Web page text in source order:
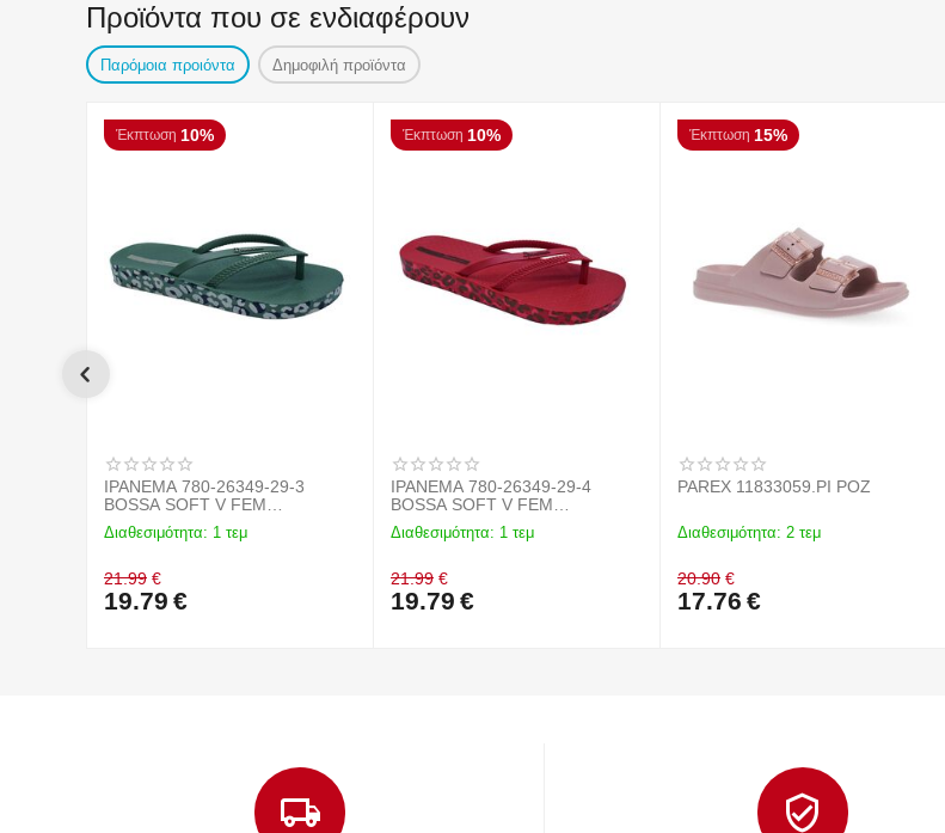
Προϊόντα που σε ενδιαφέρουν
Παρόμοια προιόντα Δημοφιλή προϊόντα
Έκπτωση 10%
IPANEMA 780-26349-29-3
BOSSA SOFT V FEM
GREEN/GOLD BL508
Διαθεσιμότητα: 1 τεμ
21.99 €
19.79 €
Έκπτωση 10%
IPANEMA 780-26349-29-4
BOSSA SOFT V FEM
RED/BRONZE
Διαθεσιμότητα: 1 τεμ
21.99 €
19.79 €
Έκπτωση 15%
PAREX 11833059.PI ΡΟΖ
Διαθεσιμότητα: 2 τεμ
20.90 €
17.76 €